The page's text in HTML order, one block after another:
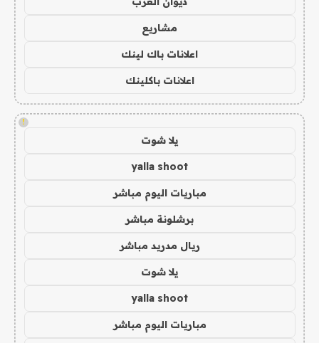
مشاريع
اعلانات باك لينك
اعلانات باكلينك
!
يلا شوت
yalla shoot
مباريات اليوم مباشر
برشلونة مباشر
ريال مدريد مباشر
يلا شوت
yalla shoot
مباريات اليوم مباشر